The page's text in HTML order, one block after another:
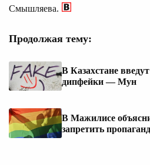
Смышляева.
Продолжая тему:
В Казахстане
дипфейки — Мун
В Мажилисе
запретить